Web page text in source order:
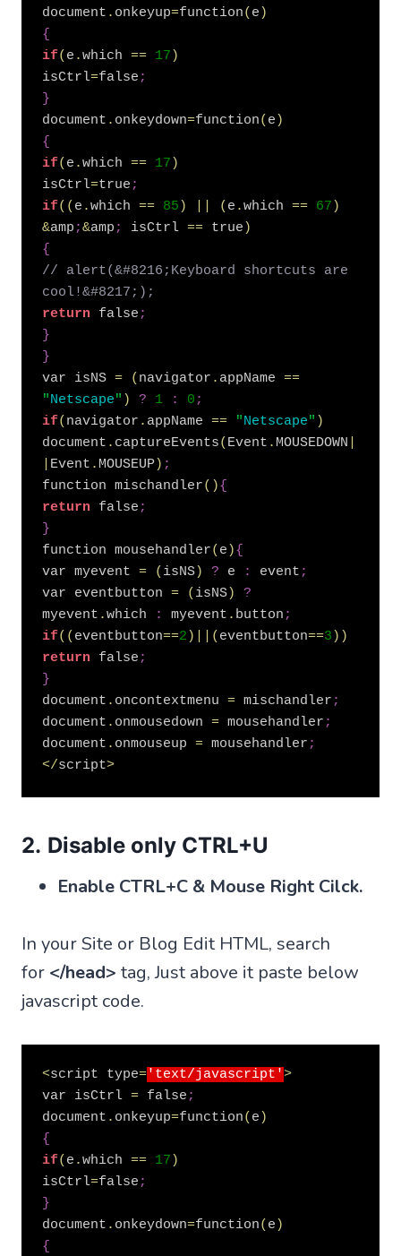
document . onkeyup=function( e )
{
if( e .which == 17 )
isCtrl=false ;
}
document . onkeydown=function( e )
{
if( e .which == 17 )
isCtrl=true ;
if( ( e .which == 85 ) ( e .which == 67 )
&amp ;&amp ; isCtrl == true )
{
// alert(&#8216;Keyboard shortcuts are
cool!&#8217;);
return false ;
}
}
var isNS = ( navigator . appName ==
"Netscape" ) ? 1 : 0 ;
if( navigator . appName == "Netscape" )
document . captureEvents( Event . MOUSEDOWN
Event . MOUSEUP) ;
function mischandler( ){
return false ;
}
function mousehandler( e ){
var myevent = ( isNS) ? e : event ;
var eventbutton = ( isNS)
?
myevent .which : myevent . button ;
if( ( eventbutton==2 ) ( eventbutton==3 ) )
return false ;
}
document . oncontextmenu = mischandler ;
document . onmousedown = mousehandler ;
document . onmouseup = mousehandler ;
</script>
2. Disable only CTRL+U
Enable CTRL+C & Mouse Right Cilck.
In your Site or Blog Edit HTML, search
for </head> tag, Just above it paste below
javascript code.
<script type='text/javascript'>
var isCtrl = false ;
document . onkeyup=function( e )
{
if( e .which == 17 )
isCtrl=false ;
}
document . onkeydown=function( e )
{